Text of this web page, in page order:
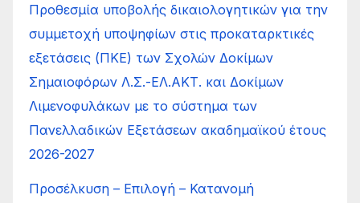
Προθεσμία υποβολής δικαιολογητικών για την
συμμετοχή υποψηφίων στις προκαταρκτικές
εξετάσεις (ΠΚΕ) των Σχολών Δοκίμων
Σημαιοφόρων Λ.Σ.-ΕΛ.ΑΚΤ. και Δοκίμων
Λιμενοφυλάκων με το σύστημα των
Πανελλαδικών Εξετάσεων ακαδημαϊκού έτους
2026-2027
Προσέλκυση – Επιλογή – Κατανοµή